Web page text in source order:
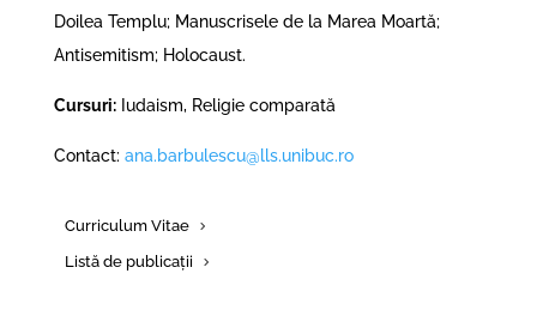
Doilea Templu; Manuscrisele de la Marea Moartă;
Antisemitism; Holocaust.
Cursuri:Iudaism, Religie comparată
Contact: ana.barbulescu@lls.unibuc.ro
Curriculum Vitae
Listă de publicații